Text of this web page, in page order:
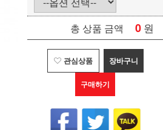
총 상품 금액 0 원
관심상품 장바구니
구매하기